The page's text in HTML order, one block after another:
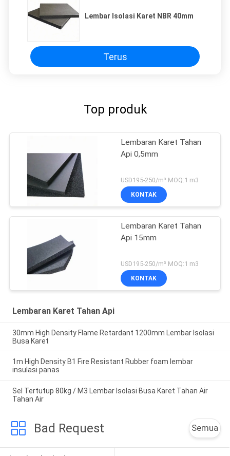
Lembar Isolasi Karet NBR 40mm
Terus
Top produk
Lembaran Karet Tahan
Api 0,5mm
USD195-250/m³ MOQ:1 m3
KONTAK
Lembaran Karet Tahan
Api 15mm
USD195-250/m³ MOQ:1 m3
KONTAK
Lembaran Karet Tahan Api
30mm High Density Flame Retardant 1200mm Lembar Isolasi
Busa Karet
1m High Density B1 Fire Resistant Rubber foam lembar
insulasi panas
Sel Tertutup 80kg / M3 Lembar Isolasi Busa Karet Tahan Air
Tahan Air
Bad Request Semua